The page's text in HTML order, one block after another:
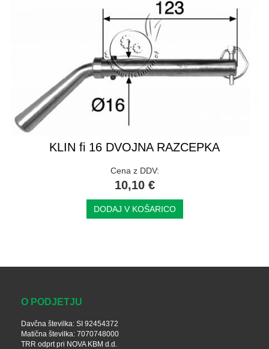
KLIN fi 16 DVOJNA RAZCEPKA
Cena z DDV:
10,10 €
DODAJ V KOŠARICO
O PODJETJU
Davčna številka: SI 92454372
Matična številka: 7070748000
TRR odprt pri NOVA KBM d.d.